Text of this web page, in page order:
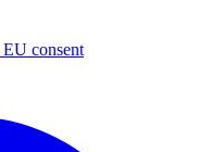
consent